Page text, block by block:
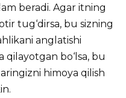
beradi. Agar itning
tug‘dirsa, bu sizning
anglatishi
qilayotgan bo‘lsa, bu
himoya qilish